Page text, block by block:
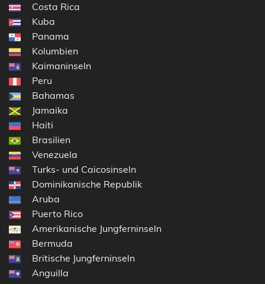
Costa Rica
Kuba
Panama
Kolumbien
Kaimaninseln
Peru
Bahamas
Jamaika
Haiti
Brasilien
Venezuela
Turks- und Caicosinseln
Dominikanische Republik
Aruba
Puerto Rico
Amerikanische Jungferninseln
Bermuda
Britische Jungferninseln
Anguilla